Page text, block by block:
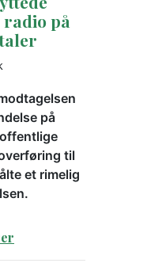
på
på
til
et rimelig